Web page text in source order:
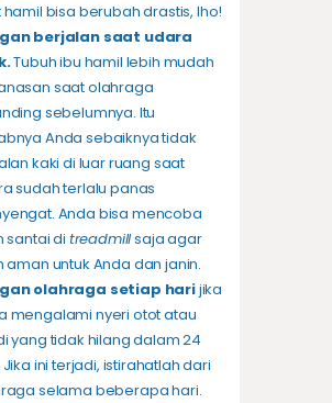
hamil bisa berubah drastis, lho!
berjalan saat udara
Tubuh ibu hamil lebih mudah
saat olahraga
sebelumnya. Itu
Anda sebaiknya tidak
kaki di luar ruang saat
sudah terlalu panas
Anda bisa mencoba
santai di treadmillsaja agar
aman untuk Anda dan janin.
olahraga setiap harijika
mengalami nyeri otot atau
yang tidak hilang dalam 24
ini terjadi, istirahatlah dari
selama beberapa hari.